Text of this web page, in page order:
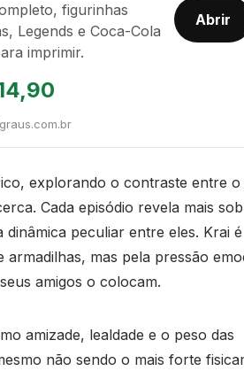
figurinhas
Legends e Coca-Cola
imprimir.
Abrir
explorando o contraste entre o
Cada episódio revela mais
dinâmica peculiar entre eles. Krai é
mas pela pressão
amigos o colocam.
amizade, lealdade e o peso das
não sendo o mais forte